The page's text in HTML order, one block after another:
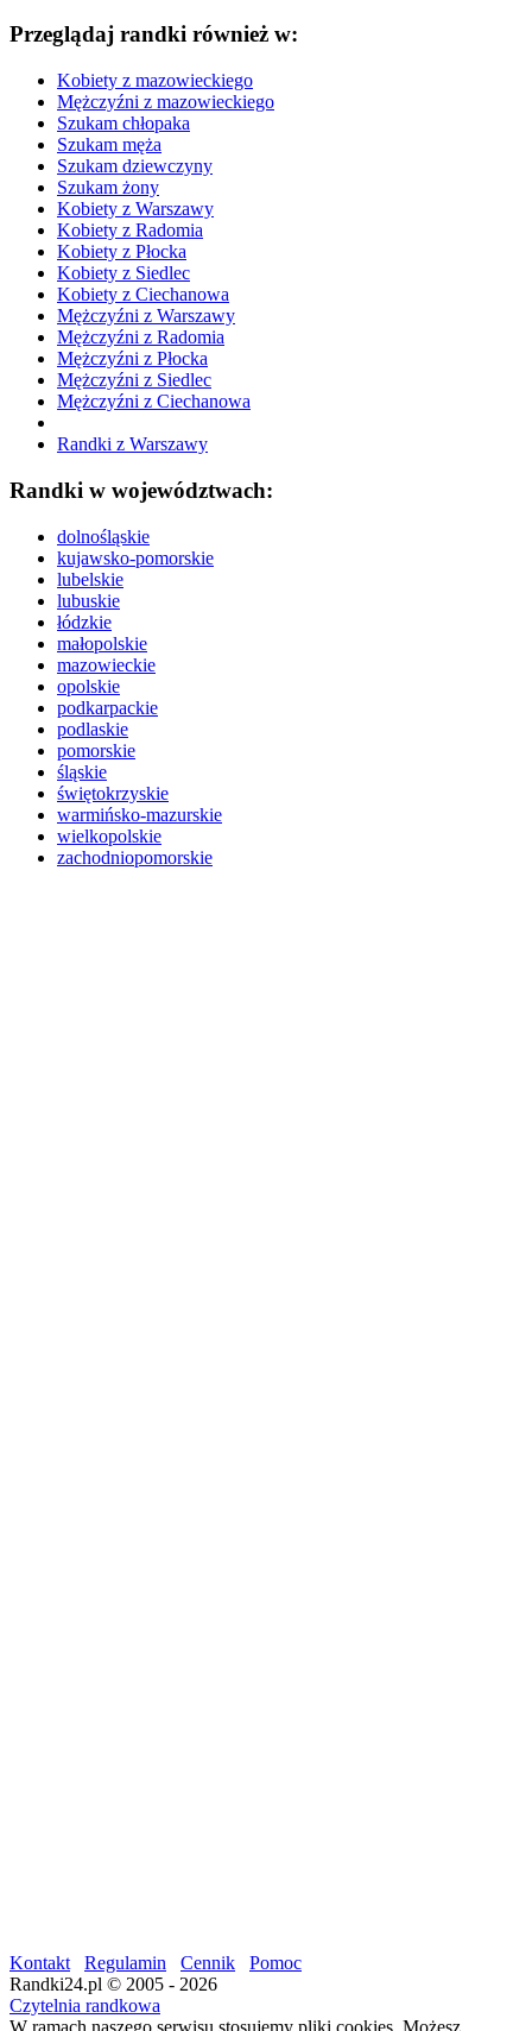
Przeglądaj randki również w:
Kobiety z mazowieckiego
Mężczyźni z mazowieckiego
Szukam chłopaka
Szukam męża
Szukam dziewczyny
Szukam żony
Kobiety z Warszawy
Kobiety z Radomia
Kobiety z Płocka
Kobiety z Siedlec
Kobiety z Ciechanowa
Mężczyźni z Warszawy
Mężczyźni z Radomia
Mężczyźni z Płocka
Mężczyźni z Siedlec
Mężczyźni z Ciechanowa
Randki z Warszawy
Randki w województwach:
dolnośląskie
kujawsko-pomorskie
lubelskie
lubuskie
łódzkie
małopolskie
mazowieckie
opolskie
podkarpackie
podlaskie
pomorskie
śląskie
świętokrzyskie
warmińsko-mazurskie
wielkopolskie
zachodniopomorskie
Kontakt Regulamin Cennik
Pomoc
Randki24.pl © 2005 - 2026
Czytelnia randkowa
W ramach naszego serwisu stosujemy pliki cookies. Możesz